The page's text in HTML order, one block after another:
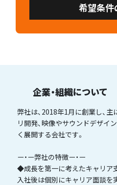
希望条件
企業・組織について
弊社は、2018年1月に創業し、
リ開発、映像やサウンドデザイ
く展開する会社です。
ー・ー弊社の特徴ー・ー
◆成長を第一に考えたキャリア
入社後は個別にキャリア面談を